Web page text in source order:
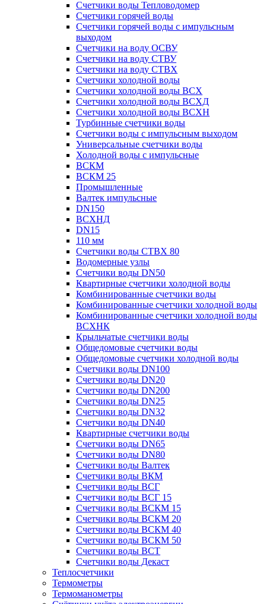
Счетчики воды Тепловодомер
Счетчики горячей воды
Счетчики горячей воды с импульсным
выходом
Счетчики на воду ОСВУ
Счетчики на воду СТВУ
Счетчики на воду СТВХ
Счетчики холодной воды
Счетчики холодной воды ВСХ
Счетчики холодной воды ВСХД
Счетчики холодной воды ВСХН
Турбинные счетчики воды
Счетчики воды с импульсным выходом
Универсальные счетчики воды
Холодной воды с импульсные
ВСКМ
ВСКМ 25
Промышленные
Валтек импульсные
DN150
ВСХНД
DN15
110 мм
Счетчики воды СТВХ 80
Водомерные узлы
Счетчики воды DN50
Квартирные счетчики холодной воды
Комбинированные счетчики воды
Комбинированные счетчики холодной воды
Комбинированные счетчики холодной воды
ВСХНК
Крыльчатые счетчики воды
Общедомовые счетчики воды
Общедомовые счетчики холодной воды
Счетчики воды DN100
Счетчики воды DN20
Счетчики воды DN200
Счетчики воды DN25
Счетчики воды DN32
Счетчики воды DN40
Квартирные счетчики воды
Счетчики воды DN65
Счетчики воды DN80
Счетчики воды Валтек
Счетчики воды ВКМ
Счетчики воды ВСГ
Счетчики воды ВСГ 15
Счетчики воды ВСКМ 15
Счетчики воды ВСКМ 20
Счетчики воды ВСКМ 40
Счетчики воды ВСКМ 50
Счетчики воды ВСТ
Счетчики воды Декаст
Теплосчетчики
Термометры
Термоманометры